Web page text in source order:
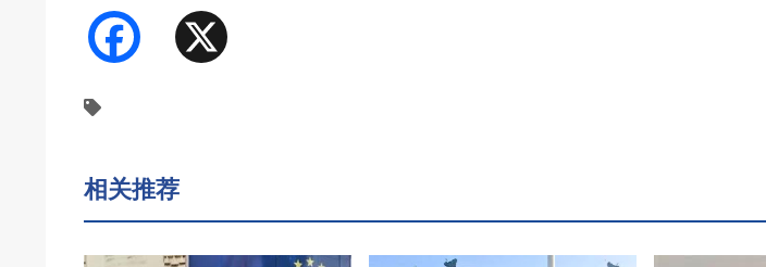
Facebook
相关推荐